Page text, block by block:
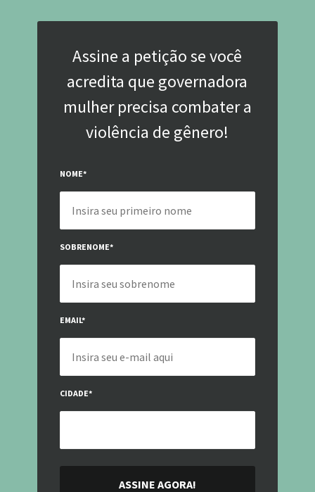
Assine a petição se você
acredita que governadora
mulher precisa combater a
violência de gênero!
NOME*
SOBRENOME*
EMAIL*
CIDADE*
ASSINE AGORA!